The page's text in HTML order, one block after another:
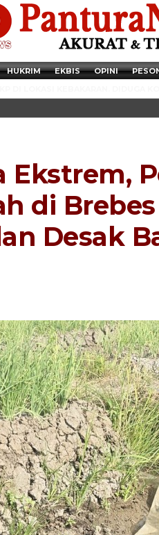
HUKRIM EKBIS OPINI
Newsticker - 14:41:41 Miris,
Ekstrem,
di Brebes
Desak